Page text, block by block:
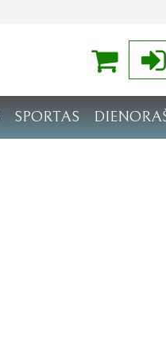
SPORTAS